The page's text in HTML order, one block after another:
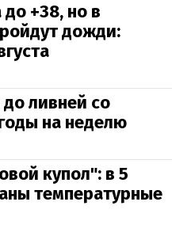
+38, но в
дожди:
ливней со
на неделю
купол": в 5
температурные